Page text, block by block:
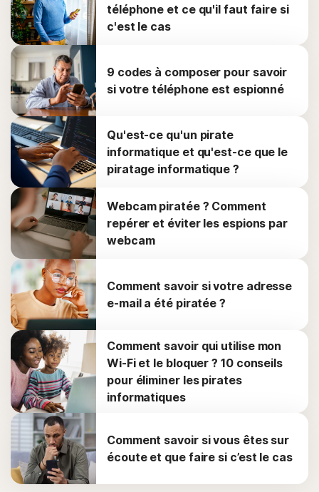
téléphone et ce qu'il faut faire si
c'est le cas
9 codes à composer pour savoir
si votre téléphone est espionné
Qu'est-ce qu'un pirate
informatique et qu'est-ce que le
piratage informatique ?
Webcam piratée ? Comment
repérer et éviter les espions par
webcam
Comment savoir si votre adresse
e-mail a été piratée ?
Comment savoir qui utilise mon
Wi-Fi et le bloquer ? 10 conseils
pour éliminer les pirates
informatiques
Comment savoir si vous êtes sur
écoute et que faire si c’est le cas